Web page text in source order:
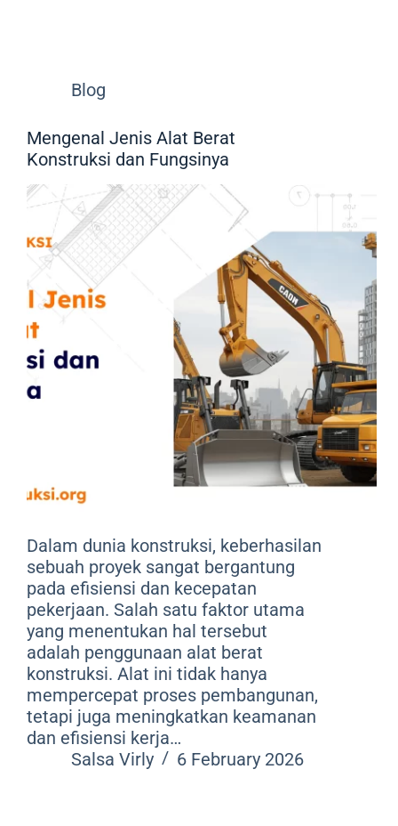
Blog
Mengenal Jenis Alat Berat
Konstruksi dan Fungsinya
Dalam dunia konstruksi, keberhasilan
sebuah proyek sangat bergantung
pada efisiensi dan kecepatan
pekerjaan. Salah satu faktor utama
yang menentukan hal tersebut
adalah penggunaan alat berat
konstruksi. Alat ini tidak hanya
mempercepat proses pembangunan,
tetapi juga meningkatkan keamanan
dan efisiensi kerja…
Salsa Virly
6 February 2026